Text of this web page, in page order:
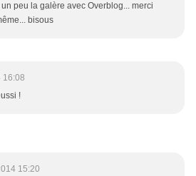
peu la galère avec Overblog... merci
bisous
16:08
!
15:20